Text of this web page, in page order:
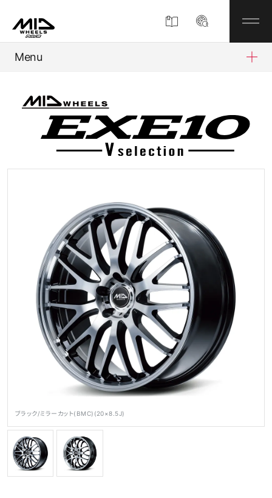
Menu
MIDについて
企業情報
MIDディスプレイショップ
お知らせ
公式SNS
ブラック/ミラーカット(BMC)(20×8.5J)